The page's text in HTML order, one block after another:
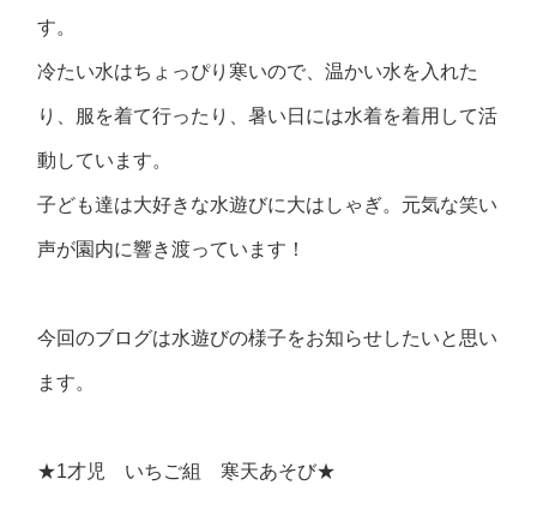
す。
冷たい水はちょっぴり寒いので、温かい水を入れた
り、服を着て行ったり、暑い日には水着を着用して活
動しています。
子ども達は大好きな水遊びに大はしゃぎ。元気な笑い
声が園内に響き渡っています！
今回のブログは水遊びの様子をお知らせしたいと思い
ます。
★1才児 いちご組 寒天あそび★